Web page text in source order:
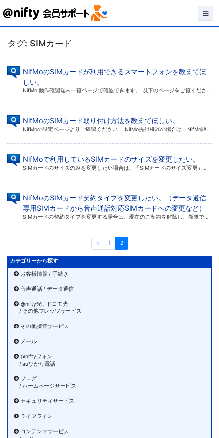
Skip
contentタグ: SIMカード
NifMoのSIMカードが利用できるスマートフォンを教えてほ
しい。
NifMo 動作確認端末一覧ページで確認できます。 以下のページをご覧ください。 NifMo 動作確認端末一覧 ※ お手持ちの端末が一覧に記載されていない場合、LTE / 3Gに対応できる機種かどうかのご確認は、機器メー […]
NifMoのSIMカード取り付け方法を教えてほしい。
NifMoの設定ページよりご確認ください。 NifMo提供機器の場合は「NifMo販売機器（スマホセット）の初期設定方法」より、NifMo提供機器以外の場合は「SIMカードのみ購入された方の初期設定方法」よりお使いの機器 […]
NifMoで利用しているSIMカードのサイズを変更したい。
SIMカードのサイズのみを変更したい場合は、「SIMカードのサイズ変更 / 再発行メールフォーム」から申請してください。 SIMカードのサイズ変更 / 再発行メールフォーム ※ ログインが必要です。@nifty IDとロ […]
NifMoのSIMカード契約タイプを変更したい。（データ通信
専用SIMカードから音声通話対応SIMカードへの変更など）
SIMカードの契約タイプを変更する場合は、現在のご契約を解除し、新規でお申し込みください。 契約タイプ変更方法 1. 現在のNifMoのご契約の解除手続きを行います。 以下のページからNifMo解除ページへログインしてお […]
« 1 2
カテゴリーから探す
お客様情報 / 手続き
音声通話 / データ通信
@nifty光 / ドコモ光
/ その他フレッツサービス
その他接続サービス
メール
@niftyフォン
/ auひかり電話
ブログ
/ ホームページサービス
セキュリティサービス
ライフライン
コンテンツサービス